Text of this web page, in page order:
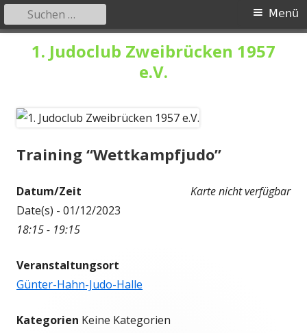
1. Judoclub Zweibrücken 1957
e.V.
Primäres
Menü
Menü
Suchen
nach:
Training “Wettkampfjudo”
Karte nicht verfügbar
Datum/Zeit
Date(s) - 01/12/2023
18:15 - 19:15
Veranstaltungsort
Günter-Hahn-Judo-Halle
Kategorien Keine Kategorien